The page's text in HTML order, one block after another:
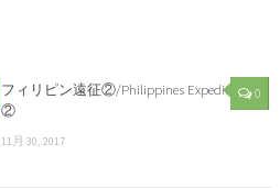
0
フィリピン遠征②/Philippines Expedition
②
11月 30, 2017